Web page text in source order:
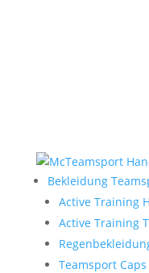
Bekleidung
Active Training
Active Training
Teamsport Caps